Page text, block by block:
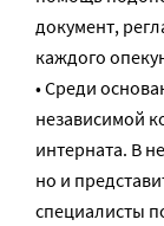
документ,
каждого
• Среди
независимой
интерната. В
но и
специалисты